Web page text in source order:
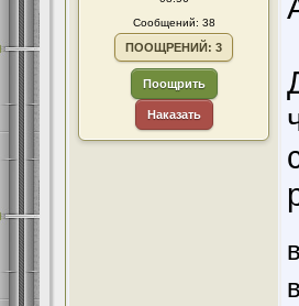
Сообщений: 38
ПООЩРЕНИЙ: 3
Поощрить
Наказать